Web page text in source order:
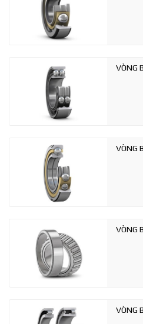
VÒNG
VÒNG
VÒNG
VÒNG